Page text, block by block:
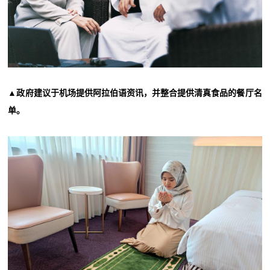
▲政府建议于机场提供阿拉伯语资讯，并整合提供清真食品的餐厅名
单。